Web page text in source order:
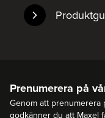
Prenumerera på
Genom att prenumerera
godkänner du att Maxel